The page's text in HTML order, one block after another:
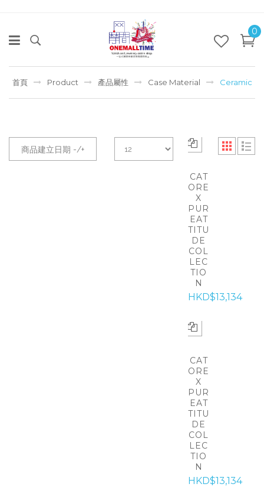
0
首頁 Product 產品屬性 Case Material Ceramic
商品建立日期 -/+
CAT
ORE
X
PUR
EAT
TITU
DE
COL
LEC
TIO
N
HKD$13,134
CAT
ORE
X
PUR
EAT
TITU
DE
COL
LEC
TIO
N
HKD$13,134